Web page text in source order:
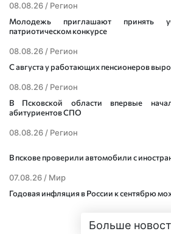
08.08.26 / Регион
Молодежь приглашают принять
патриотическом конкурсе
08.08.26 / Регион
С августа у работающих пенсионеров
08.08.26 / Регион
В Псковской области впервые
абитуриентов СПО
08.08.26 / Регион
В пскове проверили автомобили с
07.08.26 / Мир
Годовая инфляция в России к сентябрю
Больше